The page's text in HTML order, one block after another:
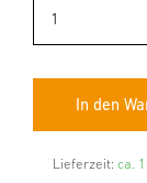
Lieferzeit: ca.